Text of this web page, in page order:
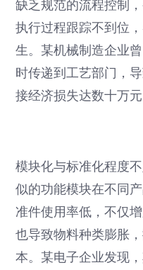
缺乏规范的流程控制
执行过程跟踪不到位
生。某机械制造企业
时传递到工艺部门，
接经济损失达数十万元
模块化与标准化程度
似的功能模块在不同
准件使用率低，不仅
也导致物料种类膨胀
本。某电子企业发现